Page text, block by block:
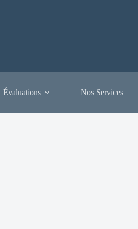
Évaluations Nos Services